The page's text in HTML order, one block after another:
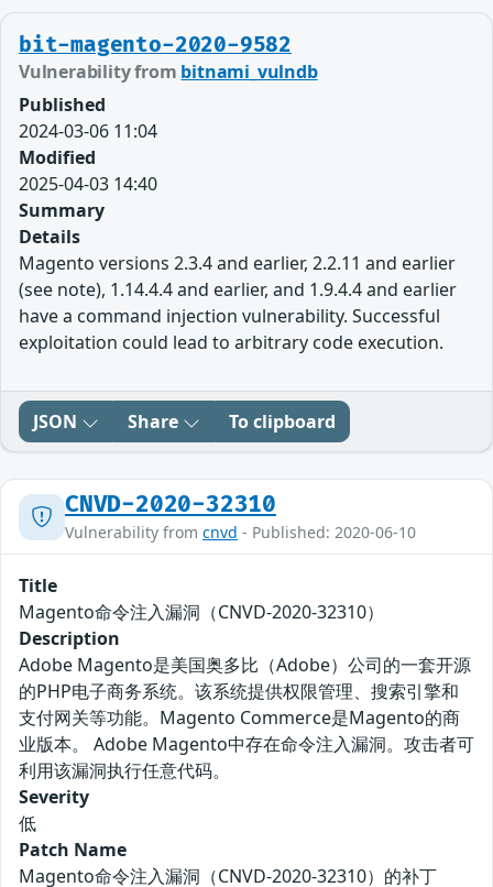
bit-magento-2020-9582
Vulnerability from bitnami_vulndb
Published
2024-03-06 11:04
Modified
2025-04-03 14:40
Summary
Details
Magento versions 2.3.4 and earlier, 2.2.11 and earlier
(see note), 1.14.4.4 and earlier, and 1.9.4.4 and earlier
have a command injection vulnerability. Successful
exploitation could lead to arbitrary code execution.
JSON Share To clipboard
CNVD-2020-32310
Vulnerability from cnvd - Published: 2020-06-10
Title
Magento命令注入漏洞（CNVD-2020-32310）
Description
Adobe Magento是美国奥多比（Adobe）公司的一套开源
的PHP电子商务系统。该系统提供权限管理、搜索引擎和
支付网关等功能。Magento Commerce是Magento的商
业版本。 Adobe Magento中存在命令注入漏洞。攻击者可
利用该漏洞执行任意代码。
Severity
低
Patch Name
Magento命令注入漏洞（CNVD-2020-32310）的补丁